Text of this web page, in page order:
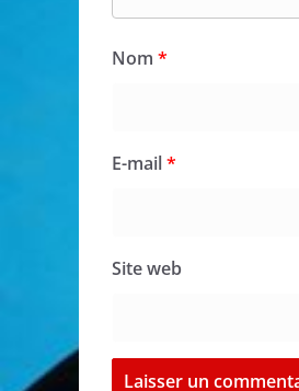
Nom *
E-mail*
Site web